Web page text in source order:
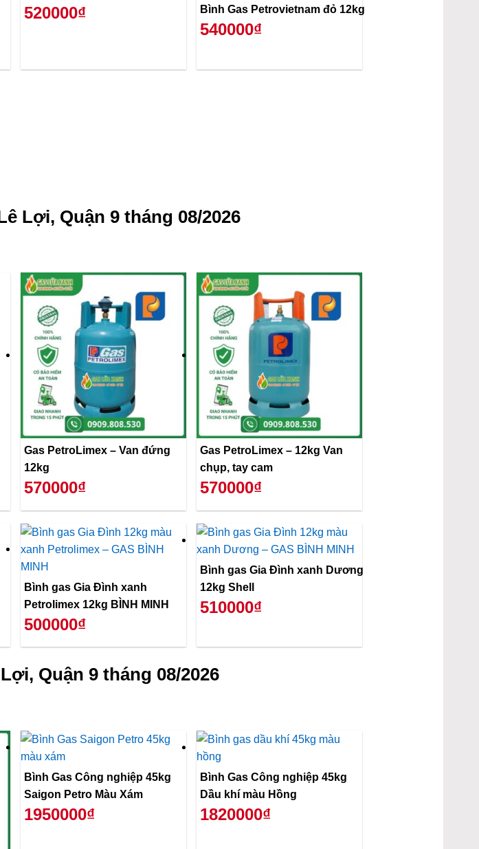
520000₫ Bình Gas Petrovietnam đỏ 12kg
540000₫
Lợi, Quận 9 tháng 08/2026
Gas PetroLimex – Van đứng
12kg
570000₫
Gas PetroLimex – 12kg Van
chụp, tay cam
570000₫
Bình gas Gia Đình xanh
Petrolimex 12kg BÌNH MINH
500000₫
Bình gas Gia Đình xanh Dương
12kg Shell
510000₫
Quận 9 tháng 08/2026
Bình Gas Công nghiệp 45kg
Saigon Petro Màu Xám
1950000₫
Bình Gas Công nghiệp 45kg
Dầu khí màu Hồng
1820000₫